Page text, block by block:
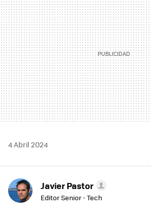
4 Abril 2024
Javier Pastor
Editor Senior - Tech